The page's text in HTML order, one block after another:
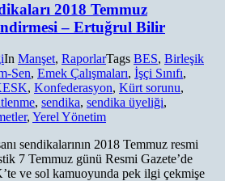
2018 Temmuz
– Ertuğrul Bilir
In Manşet, RaporlarTags BES, Birleşik
Sen, Emek Çalışmaları, İşçi Sınıfı,
, Konfederasyon, Kürt sorunu,
, sendika, sendika üyeliği,
, Yerel Yönetim
sendikalarının 2018 Temmuz resmi
7 Temmuz günü Resmi Gazete’de
ve sol kamuoyunda pek ilgi çekmişe